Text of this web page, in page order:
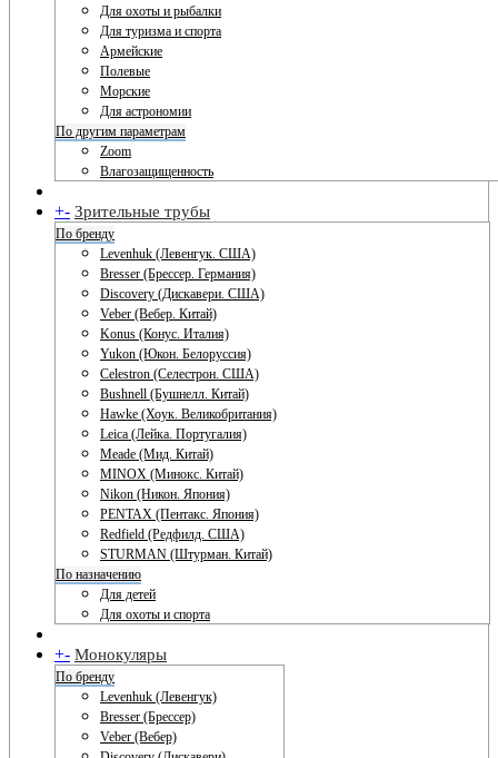
Для охоты и рыбалки
Для туризма и спорта
Армейские
Полевые
Морские
Для астрономии
По другим параметрам
Zoom
Влагозащищенность
+- Зрительные трубы
По бренду
Levenhuk (Левенгук. США)
Bresser (Брессер. Германия)
Discovery (Дискавери. США)
Veber (Вебер. Китай)
Konus (Конус. Италия)
Yukon (Юкон. Белоруссия)
Celestron (Селестрон. США)
Bushnell (Бушнелл. Китай)
Hawke (Хоук. Великобритания)
Leica (Лейка. Португалия)
Meade (Мид. Китай)
MINOX (Минокс. Китай)
Nikon (Никон. Япония)
PENTAX (Пентакс. Япония)
Redfield (Редфилд. США)
STURMAN (Штурман. Китай)
По назначению
Для детей
Для охоты и спорта
+- Монокуляры
По бренду
Levenhuk (Левенгук)
Bresser (Брессер)
Veber (Вебер)